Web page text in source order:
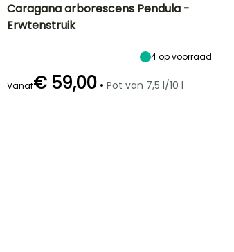
Caragana arborescens Pendula -
Erwtenstruik
4op voorraad
Vanaf€ 59,00 • Pot van 7,5 l/10 l